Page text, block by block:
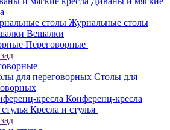
Журнальные столы
Вешалки
Переговорные
Столы для
Конференц-кресла
Кресла и стулья